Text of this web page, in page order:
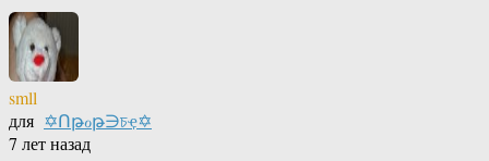
smll
для ✡Ոթℴթ∋চҿ✡
7 лет назад